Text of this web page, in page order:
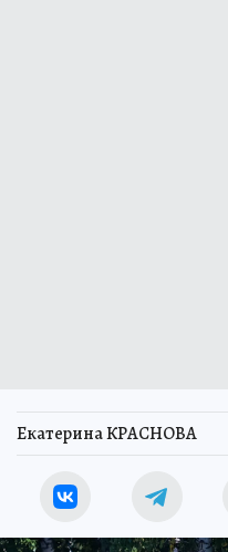
Екатерина КРАСНОВА